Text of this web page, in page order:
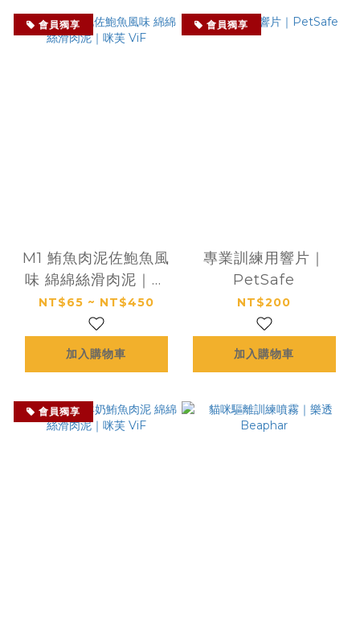
會員獨享
M1 鮪魚肉泥佐鮑魚風
味 綿綿絲滑肉泥｜咪
芙 ViF
NT$65 ~ NT$450
加入購物車
會員獨享
專業訓練用響片｜
PetSafe
NT$200
加入購物車
會員獨享